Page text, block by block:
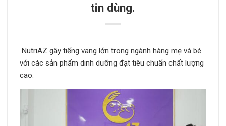
tin dùng.
NutriAZ gây tiếng vang lớn trong ngành hàng mẹ và bé
với các sản phẩm dinh dưỡng đạt tiêu chuẩn chất lượng
cao.